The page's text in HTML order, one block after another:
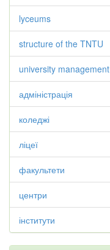
lyceums
structure of the TNTU
university management
адміністрація
коледжі
ліцеї
факультети
центри
інститути